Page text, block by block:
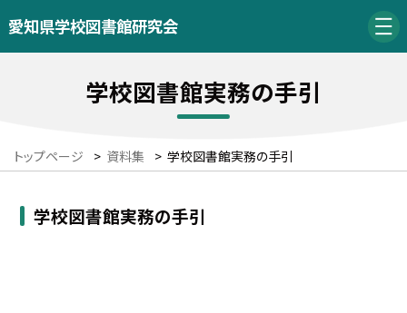
愛知県学校図書館研究会
学校図書館実務の手引
トップページ > 資料集 > 学校図書館実務の手引
学校図書館実務の手引